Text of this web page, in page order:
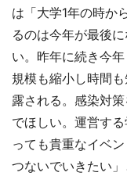
は「大学1年の時か
るのは今年が最後
い。昨年に続き今
規模も縮小し時間
露される。感染対
でほしい。運営す
っても貴重なイベ
つないでいきたい」